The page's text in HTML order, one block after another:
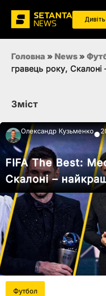
Головна » News »
гравець року,
Зміст
Олександр Кузьменко●
FIFA The Best:
Скалоні –
Футбол